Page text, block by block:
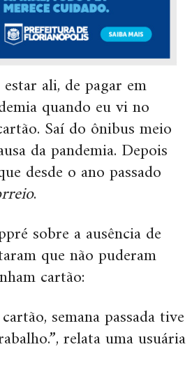
ali, de pagar em
quando eu vi no
Saí do ônibus meio
da pandemia. Depois
desde o ano passado
.
sobre a ausência de
que não puderam
cartão:
semana passada tive
relata uma usuária